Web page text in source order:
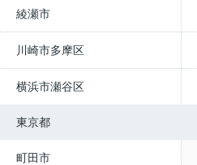
綾瀬市
川崎市多摩区
横浜市瀬谷区
東京都
町田市